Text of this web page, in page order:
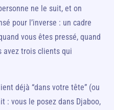
ne le suit, et on
pour l’inverse : un cadre
vous êtes pressé, quand
avez trois clients qui
déjà “dans votre tête” (ou
: vous le posez dans Djaboo,